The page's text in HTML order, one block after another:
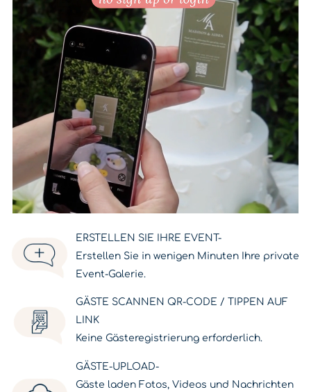
ERSTELLEN SIE IHRE EVENT-
Erstellen Sie in wenigen Minuten Ihre private
Event-Galerie.
GÄSTE SCANNEN QR-CODE / TIPPEN AUF
LINK
Keine Gästeregistrierung erforderlich.
GÄSTE-UPLOAD-
Gäste laden Fotos, Videos und Nachrichten